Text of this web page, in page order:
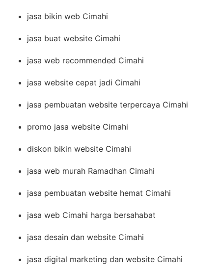
jasa bikin web Cimahi
jasa buat website Cimahi
jasa web recommended Cimahi
jasa website cepat jadi Cimahi
jasa pembuatan website terpercaya Cimahi
promo jasa website Cimahi
diskon bikin website Cimahi
jasa web murah Ramadhan Cimahi
jasa pembuatan website hemat Cimahi
jasa web Cimahi harga bersahabat
jasa desain dan website Cimahi
jasa digital marketing dan website Cimahi